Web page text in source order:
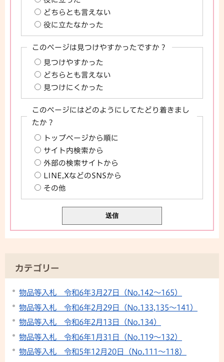
どちらとも言えない
役に立たなかった
このページは見つけやすかったですか？
見つけやすかった
どちらとも言えない
見つけにくかった
このページにはどのようにしてたどり着きまし
たか？
トップページから順に
サイト内検索から
外部の検索サイトから
LINE,XなどのSNSから
その他
カテゴリー
物品等入札 令和6年3月27日（No.142～165）
物品等入札 令和6年2月29日（No.133,135～141）
物品等入札 令和6年2月13日（No.134）
物品等入札 令和6年1月31日（No.119～132）
物品等入札 令和5年12月20日（No.111～118）